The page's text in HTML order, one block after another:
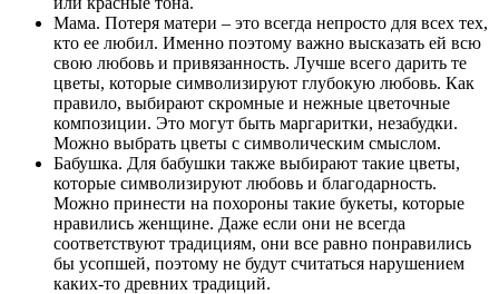
Мама. Потеря матери – это всегда непросто для всех тех,
кто ее любил. Именно поэтому важно высказать ей всю
свою любовь и привязанность. Лучше всего дарить те
цветы, которые символизируют глубокую любовь. Как
правило, выбирают скромные и нежные цветочные
композиции. Это могут быть маргаритки, незабудки.
Можно выбрать цветы с символическим смыслом.
Бабушка. Для бабушки также выбирают такие цветы,
которые символизируют любовь и благодарность.
Можно принести на похороны такие букеты, которые
нравились женщине. Даже если они не всегда
соответствуют традициям, они все равно понравились
бы усопшей, поэтому не будут считаться нарушением
каких-то древних традиций.